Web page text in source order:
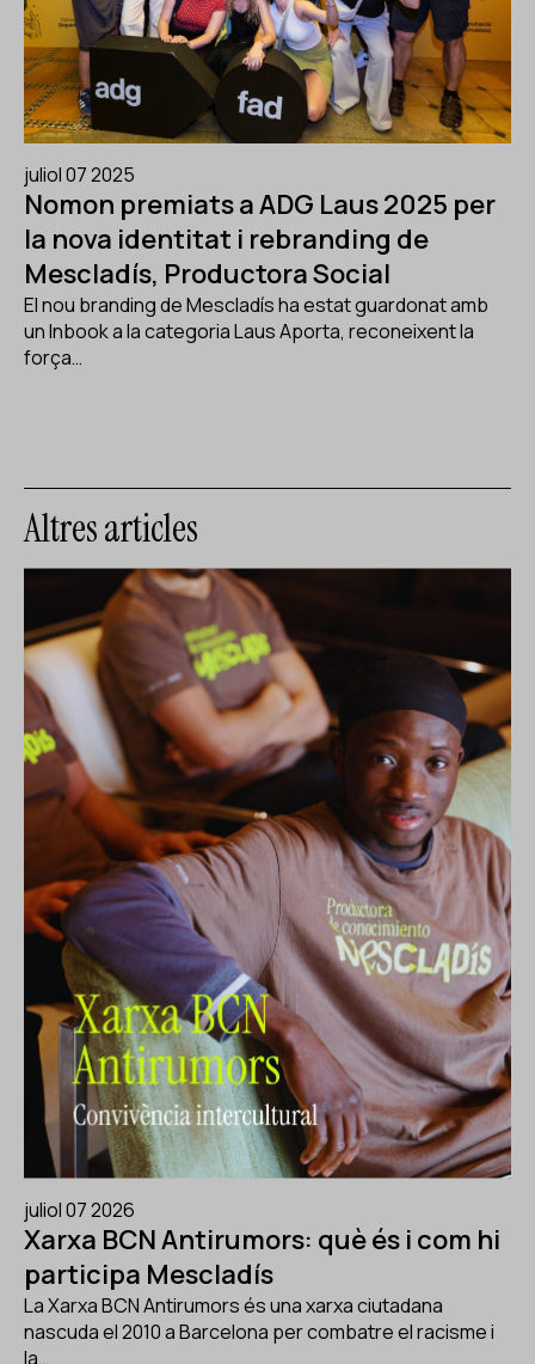
juliol 07 2025
Nomon premiats a ADG Laus 2025 per
la nova identitat i rebranding de
Mescladís, Productora Social
El nou branding de Mescladís ha estat guardonat amb
un Inbook a la categoria Laus Aporta, reconeixent la
força…
Altres articles
juliol 07 2026
Xarxa BCN Antirumors: què és i com hi
participa Mescladís
La Xarxa BCN Antirumors és una xarxa ciutadana
nascuda el 2010 a Barcelona per combatre el racisme i
la…